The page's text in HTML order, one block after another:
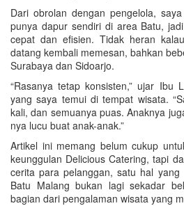
Dari obrolan dengan pengelola,
punya dapur sendiri di area Batu,
cepat dan efisien. Tidak heran
datang kembali memesan, bahkan
Surabaya dan Sidoarjo.
“Rasanya tetap konsisten,” ujar Ibu
yang saya temui di tempat wisata.
kali, dan semuanya puas. Anaknya
nya lucu buat anak-anak.”
Artikel ini memang belum cukup
keunggulan Delicious Catering, tapi
cerita para pelanggan, satu hal
Batu Malang bukan lagi sekadar
bagian dari pengalaman wisata yang